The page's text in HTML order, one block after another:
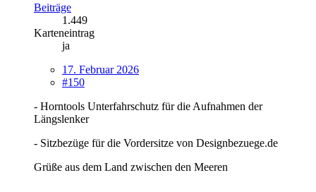
Beiträge
1.449
Karteneintrag
ja
17. Februar 2026
#150
- Horntools Unterfahrschutz für die Aufnahmen der
Längslenker
- Sitzbezüge für die Vordersitze von Designbezuege.de
Grüße aus dem Land zwischen den Meeren